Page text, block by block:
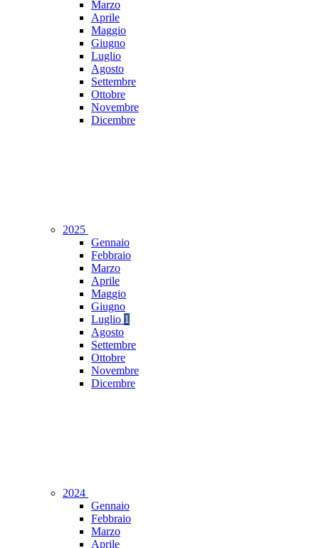
Marzo
Aprile
Maggio
Giugno
Luglio
Agosto
Settembre
Ottobre
Novembre
Dicembre
2025
Gennaio
Febbraio
Marzo
Aprile
Maggio
Giugno
Luglio 1
Agosto
Settembre
Ottobre
Novembre
Dicembre
2024
Gennaio
Febbraio
Marzo
Aprile